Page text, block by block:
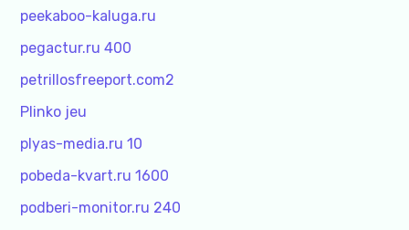
peekaboo-kaluga.ru
pegactur.ru 400
petrillosfreeport.com2
Plinko jeu
plyas-media.ru 10
pobeda-kvart.ru 1600
podberi-monitor.ru 240